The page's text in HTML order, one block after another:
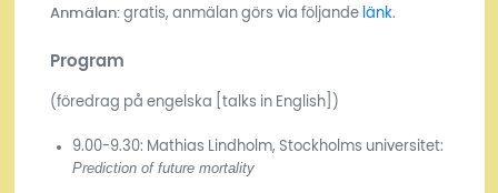
Anmälan:gratis, anmälan görs via följande länk.
Program
(föredrag på engelska [talks in English])
9.00-9.30: Mathias Lindholm, Stockholms universitet:
Prediction of future mortality